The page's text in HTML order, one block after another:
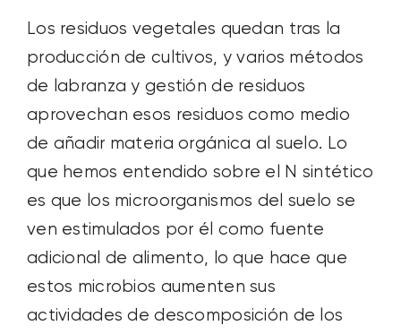
Los residuos vegetales quedan tras la
producción de cultivos, y varios métodos
de labranza y gestión de residuos
aprovechan esos residuos como medio
de añadir materia orgánica al suelo. Lo
que hemos entendido sobre el N sintético
es que los microorganismos del suelo se
ven estimulados por él como fuente
adicional de alimento, lo que hace que
estos microbios aumenten sus
actividades de descomposición de los